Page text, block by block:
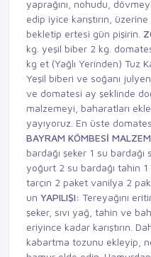
yaprağını, nohudu,
edip iyice karıştırın,
bekletip ertesi gün pişirin.
kg. yeşil biber 2 kg.
kg et (Yağlı Yerinden) Tuz
Yeşil biberi ve soğanı
ve domatesi ay şeklinde
malzemeyi, baharatları
yayıyoruz. En üste
BAYRAM KÖMBESİ
bardağı şeker 1 su bardağı
yoğurt 2 su bardağı tahin 1
tarçın 2 paket vanilya 2
un YAPILIŞI: Tereyağını
şeker, sıvı yağ, tahin ve
eriyince kadar karıştırın.
kabartma tozunu ekleyip,